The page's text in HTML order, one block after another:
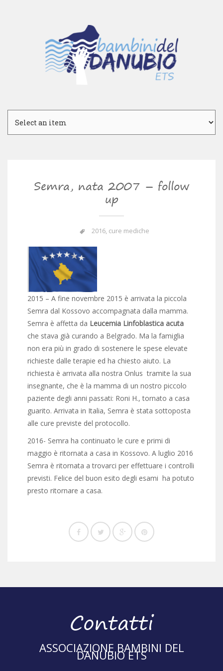
Semra, nata 2007 – follow
up
2016, cure mediche
2015 – A fine novembre 2015 è arrivata la piccola
Semra dal Kossovo accompagnata dalla mamma.
Semra è affetta da Leucemia Linfoblastica acuta
che stava già curando a Belgrado. Ma la famiglia
non era più in grado di sostenere le spese elevate
richieste dalle terapie ed ha chiesto aiuto. La
richiesta è arrivata alla nostra Onlus tramite la sua
insegnante, che è la mamma di un nostro piccolo
paziente degli anni passati: Roni H., tornato a casa
guarito. Arrivata in Italia, Semra è stata sottoposta
alle cure previste del protocollo.
2016- Semra ha continuato le cure e primi di
maggio è ritornata a casa in Kossovo. A luglio 2016
Semra è ritornata a trovarci per effettuare i controlli
previsti. Felice del buon esito degli esami ha potuto
presto ritornare a casa.
Contatti
ASSOCIAZIONE BAMBINI DEL
DANUBIO ETS